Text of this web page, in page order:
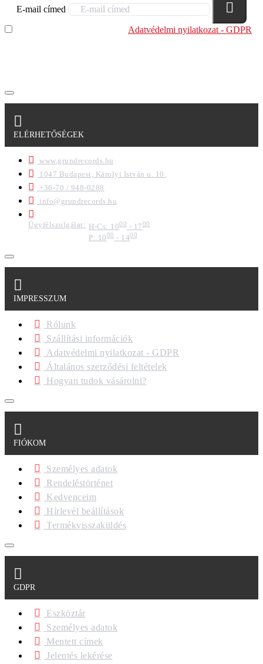
E-mail címed
Adatvédelmi nyilatkozat - GDPR
ELÉRHETŐSÉGEK
www.grundrecords.hu
1047 Budapest, Károlyi István u. 10.
+36-70 / 948-0288
info@grundrecords.hu
Ügyfélszolgálat: H-Cs: 1000 - 1700
P: 1000- 1400
IMPRESSZUM
Rólunk
Szállítási információk
Adatvédelmi nyilatkozat - GDPR
Általános szerződési feltételek
Hogyan tudok vásárolni?
FIÓKOM
Személyes adatok
Rendeléstörténet
Kedvenceim
Hírlevél beállítások
Termékvisszaküldés
GDPR
Eszköztár
Személyes adatok
Mentett címek
Jelentés lekérése